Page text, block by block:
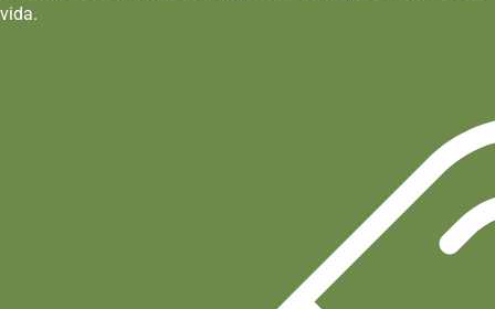
vida.